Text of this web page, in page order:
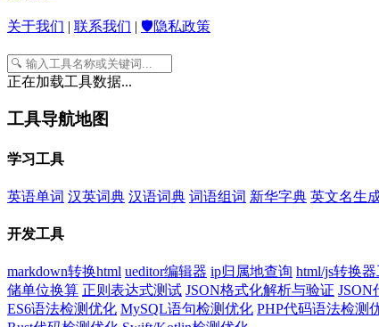
关于我们 | 联系我们 | 🛡️隐私政策
正在加载工具数据...
工具导航地图
学习工具
英语单词 汉英词典 汉语词典 词语组词 新华字典 英文名生
开发工具
markdown转换html ueditor编辑器 ip归属地查询 html/js转换
储单位换算 正则表达式测试 JSON格式化解析与验证 JSON
ES6语法检测优化 MySQL语句检测优化 PHP代码语法检测